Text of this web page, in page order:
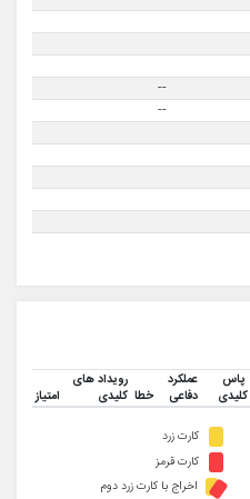
--
--
پاس
کلیدی
عملکرد
دفاعی
خطا
رویداد های
کلیدی
امتیاز
کارت زرد
کارت قرمز
اخراج با کارت زرد دوم